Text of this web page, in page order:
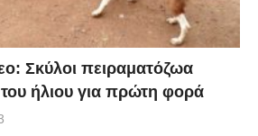
Σκύλοι πειραματόζωα
ήλιου για πρώτη φορά